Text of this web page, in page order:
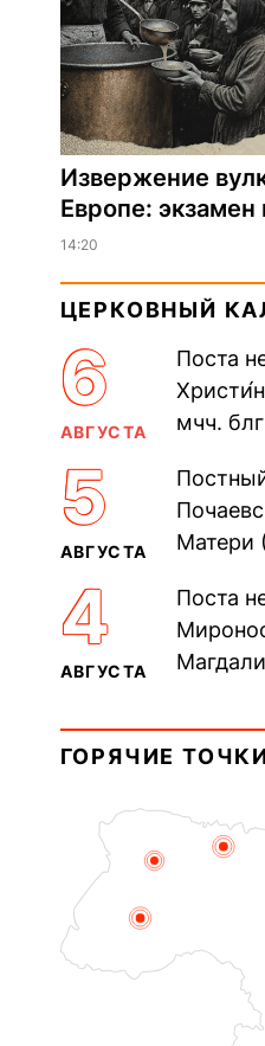
Извержение
Европе: экзамен
14:20
ЦЕРКОВНЫЙ
6
АВГУСТА
Поста
мчч.
Дави́да
5
АВГУСТА
Матери
воина
4
АВГУСТА
Поста
ГОРЯЧИЕ ТОЧКИ